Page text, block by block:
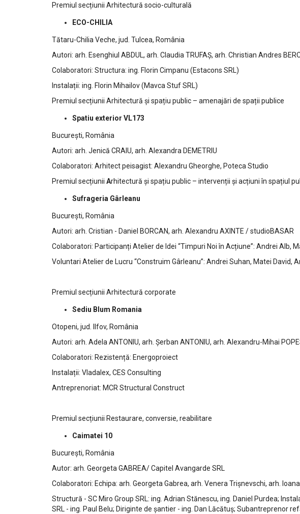
Premiul secțiunii Arhitectură socio-culturală
ECO-CHILIA
Tătaru-Chilia Veche, jud. Tulcea, România
Autori: arh. Esenghiul ABDUL, arh. Claudia TRUFAȘ, arh. Christian Andres
Colaboratori: Structura: ing. Florin Cimpanu (Estacons SRL)
Instalații: ing. Florin Mihailov (Mavca Stuf SRL)
Premiul secțiunii Arhitectură și spațiu public – amenajări de spații publice
Spatiu exterior VL173
București, România
Autori: arh. Jenică CRAIU, arh. Alexandra DEMETRIU
Colaboratori: Arhitect peisagist: Alexandru Gheorghe, Poteca Studio
Premiul secțiunii Arhitectură și spațiu public – intervenții și acțiuni în spațiul
Sufrageria Gârleanu
București, România
Autori: arh. Cristian - Daniel BORCAN, arh. Alexandru AXINTE / studioBASAR
Colaboratori: Participanți Atelier de Idei “Timpuri Noi în Acțiune”: Andrei Alb,
Voluntari Atelier de Lucru “Construim Gârleanu”: Andrei Suhan, Matei
Premiul secțiunii Arhitectură corporate
Sediu Blum Romania
Otopeni, jud. Ilfov, România
Autori: arh. Adela ANTONIU, arh. Șerban ANTONIU, arh. Alexandru-Mihai
Colaboratori: Rezistență: Energoproiect
Instalații: Vladalex, CES Consulting
Antreprenoriat: MCR Structural Construct
Premiul secțiunii Restaurare, conversie, reabilitare
Caimatei 10
București, România
Autor: arh. Georgeta GABREA/ Capitel Avangarde SRL
Colaboratori: Echipa: arh. Georgeta Gabrea, arh. Venera Trișnevschi, arh.
Structură - SC Miro Group SRL: ing. Adrian Stănescu, ing. Daniel Purdea;
SRL - ing. Paul Belu; Diriginte de șantier - ing. Dan Lăcătuș;